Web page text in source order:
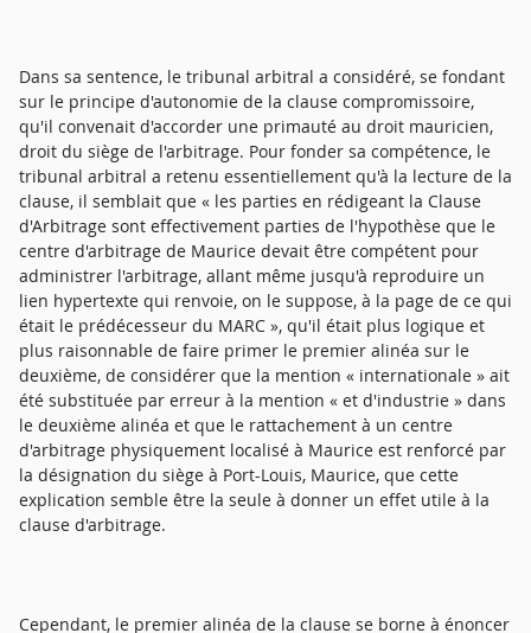
Dans sa sentence, le tribunal arbitral a considéré, se fondant
sur le principe d'autonomie de la clause compromissoire,
qu'il convenait d'accorder une primauté au droit mauricien,
droit du siège de l'arbitrage. Pour fonder sa compétence, le
tribunal arbitral a retenu essentiellement qu'à la lecture de la
clause, il semblait que « les parties en rédigeant la Clause
d'Arbitrage sont effectivement parties de l'hypothèse que le
centre d'arbitrage de Maurice devait être compétent pour
administrer l'arbitrage, allant même jusqu'à reproduire un
lien hypertexte qui renvoie, on le suppose, à la page de ce qui
était le prédécesseur du MARC », qu'il était plus logique et
plus raisonnable de faire primer le premier alinéa sur le
deuxième, de considérer que la mention « internationale » ait
été substituée par erreur à la mention « et d'industrie » dans
le deuxième alinéa et que le rattachement à un centre
d'arbitrage physiquement localisé à Maurice est renforcé par
la désignation du siège à Port-Louis, Maurice, que cette
explication semble être la seule à donner un effet utile à la
clause d'arbitrage.
Cependant, le premier alinéa de la clause se borne à énoncer